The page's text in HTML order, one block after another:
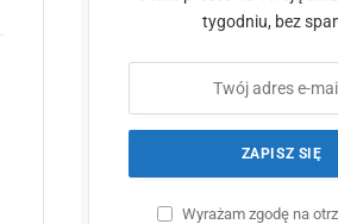
tygodniu, bez
Wyrażam zgodę na